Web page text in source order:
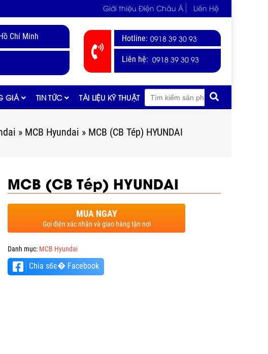
Giới thiệu Điện Châu Á Liên Hệ
Chí Minh Hotline: 0918 39 30 93
Liên hệ: 0918 39 30 93
GIÁ TIN TỨC TÀI LIỆU KỸ THUẬT
» MCB Hyundai » MCB (CB Tép) HYUNDAI
MCB (CB Tép) HYUNDAI
MUA NGAY
Gọi điện xác nhận và giao hàng tận nơi
Danh mục: MCB Hyundai
Chia sбє� Facebook